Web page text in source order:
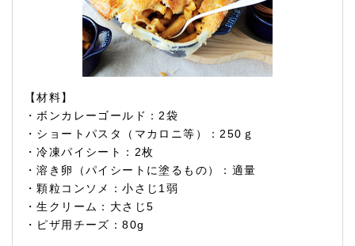
【材料】
・ボンカレーゴールド：2袋
・ショートパスタ（マカロニ等）：250ｇ
・冷凍パイシート：2枚
・溶き卵（パイシートに塗るもの）：適量
・顆粒コンソメ：小さじ1弱
・生クリーム：大さじ5
・ピザ用チーズ：80g